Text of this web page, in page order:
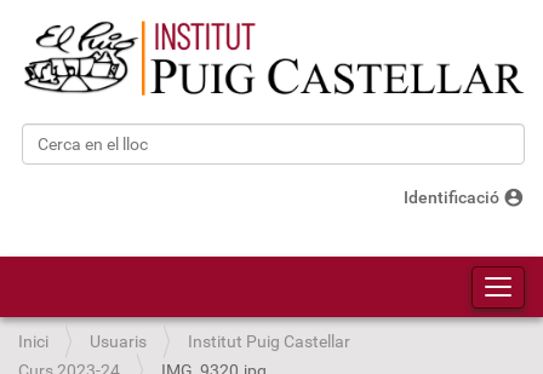
Cerca
Identificació account_circle
Inici Usuaris
Institut Puig Castellar